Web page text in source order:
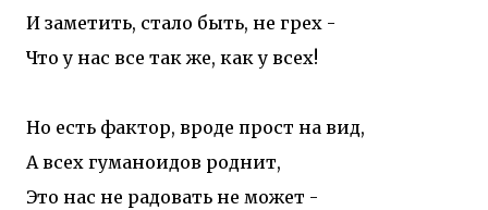
И заметить, стало быть, не грех -
Что у нас все так же, как у всех!
Но есть фактор, вроде прост на вид,
А всех гуманоидов роднит,
Это нас не радовать не может -